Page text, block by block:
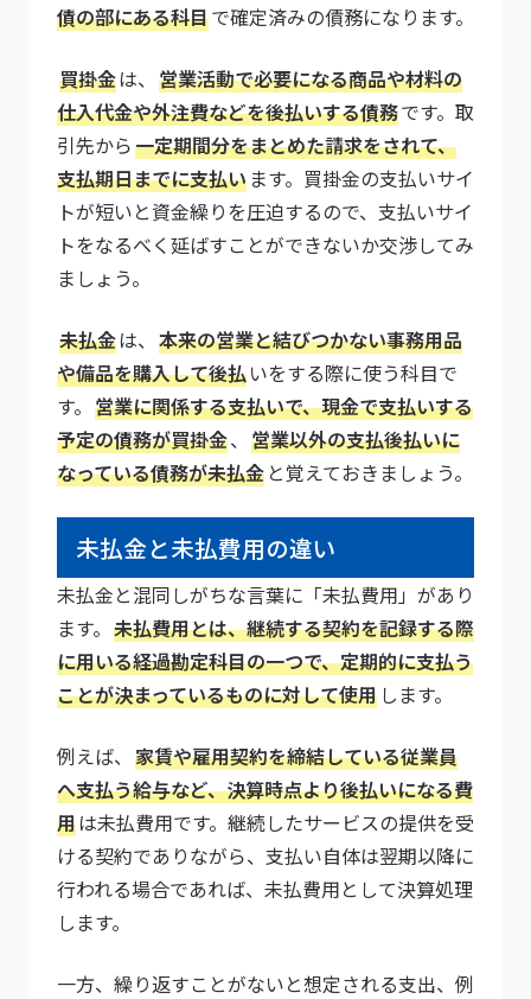
債の部にある科目で確定済みの債務になります。
買掛金は、 営業活動で必要になる商品や材料の
仕入代金や外注費などを後払いする債務です。取
引先から一定期間分をまとめた請求をされて、
支払期日までに支払い ます。買掛金の支払いサイ
トが短いと資金繰りを圧迫するので、支払いサイ
トをなるべく延ばすことができないか交渉してみ
ましょう。
未払金は、 本来の営業と結びつかない事務用品
や備品を購入して後払いをする際に使う科目で
す。 営業に関係する支払いで、現金で支払いする
予定の債務が買掛金、 営業以外の支払後払いに
なっている債務が未払金 と覚えておきましょう。
未払金と未払費用の違い
未払金と混同しがちな言葉に「未払費用」があり
ます。 未払費用とは、継続する契約を記録する際
に用いる経過勘定科目の一つで、定期的に支払う
ことが決まっているものに対して使用 します。
例えば、 家賃や雇用契約を締結している従業員
へ支払う給与など、決算時点より後払いになる費
用は未払費用です。継続したサービスの提供を受
ける契約でありながら、支払い自体は翌期以降に
行われる場合であれば、未払費用として決算処理
します。
一方、繰り返すことがないと想定される支出、例